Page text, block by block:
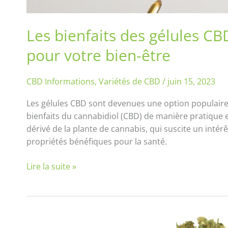
Les bienfaits des gélules
pour votre bien-être
CBD Informations, Variétés de CBD / juin 15, 2023
Les gélules CBD sont devenues une option
bienfaits du cannabidiol (CBD) de manière pratique
dérivé de la plante de cannabis, qui suscite un
propriétés bénéfiques pour la santé.
Lire la suite »